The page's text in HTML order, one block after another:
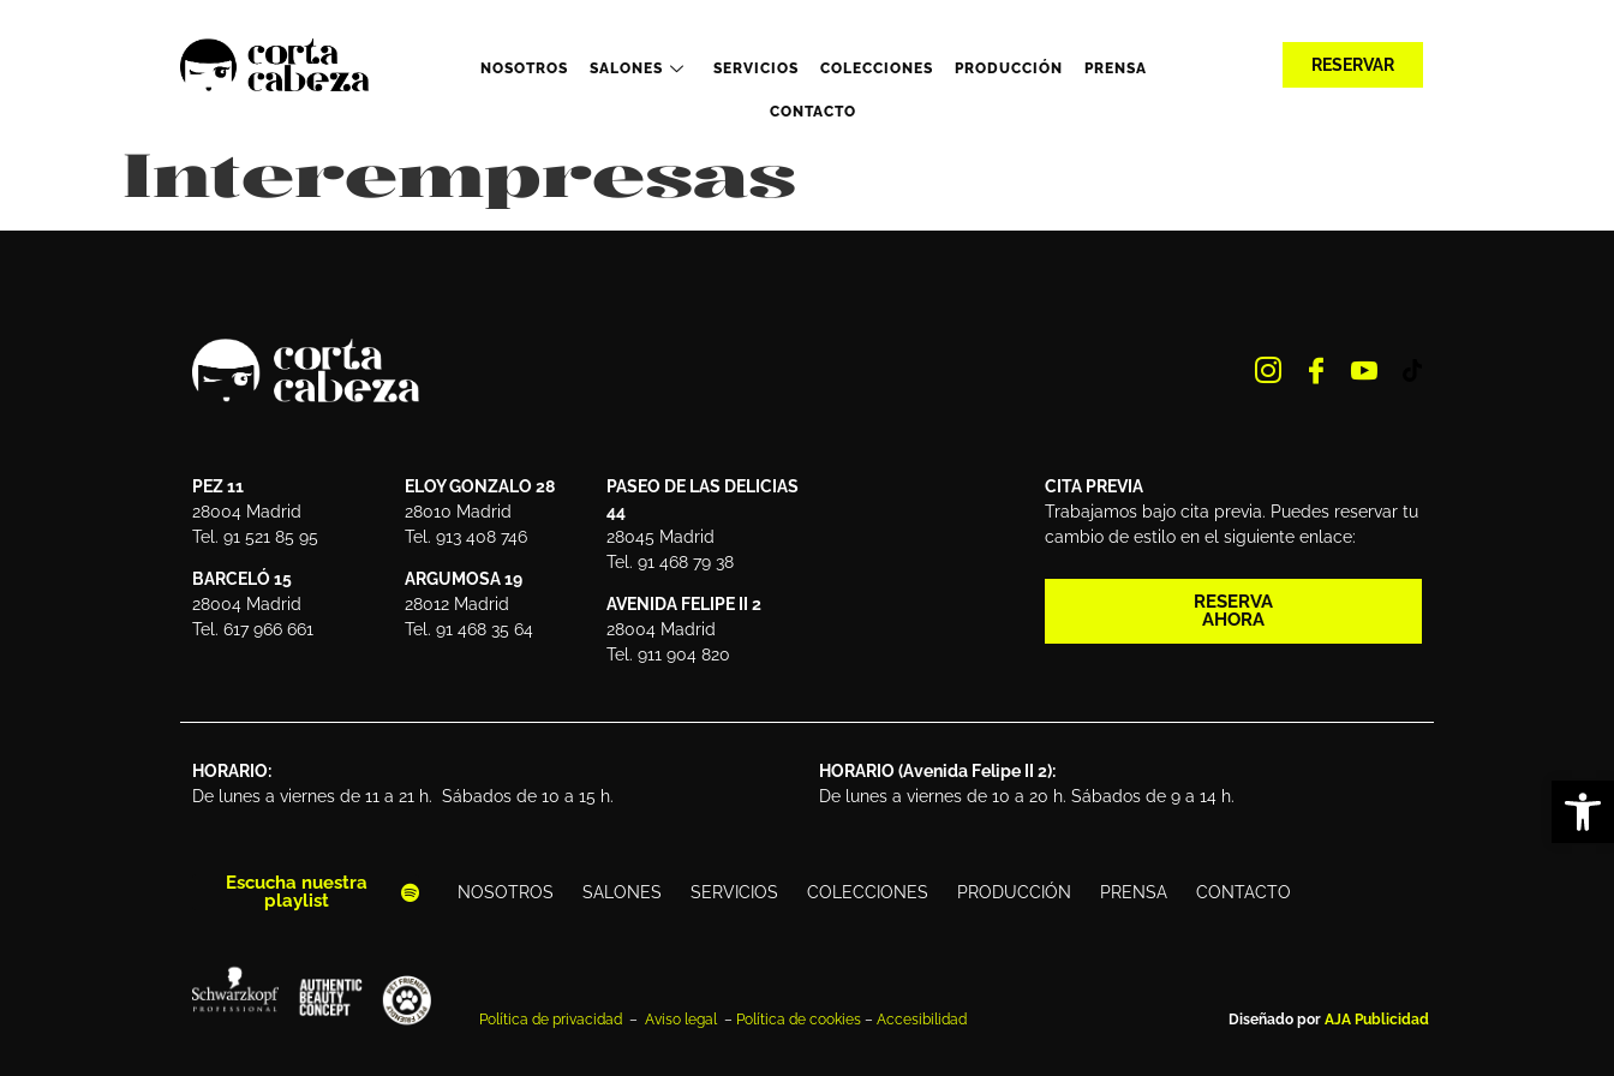
NOSOTROS SALONES SERVICIOS COLECCIONES PRODUCCIÓN PRENSA
CONTACTO
RESERVAR
Interempresas
PEZ 11
28004 Madrid
Tel. 91 521 85 95
BARCELÓ 15
28004 Madrid
Tel. 617 966 661
ELOY GONZALO 28
28010 Madrid
Tel. 913 408 746
ARGUMOSA 19
28012 Madrid
Tel. 91 468 35 64
PASEO DE LAS DELICIAS
44
28045 Madrid
Tel. 91 468 79 38
AVENIDA FELIPE II 2
28004 Madrid
Tel. 911 904 820
CITA PREVIA
Trabajamos bajo cita previa. Puedes reservar tu
cambio de estilo en el siguiente enlace:
RESERVA
AHORA
HORARIO:
De lunes a viernes de 11 a 21 h. Sábados de 10 a 15 h.
HORARIO (Avenida Felipe II 2):
De lunes a viernes de 10 a 20 h. Sábados de 9 a 14 h.
Escucha nuestra
playlist
NOSOTROS SALONES SERVICIOS COLECCIONES PRODUCCIÓN PRENSA CONTACTO
Política de privacidad –Aviso legal – Política de cookies –Accesibilidad Diseñado porAJA Publicidad
Abrir